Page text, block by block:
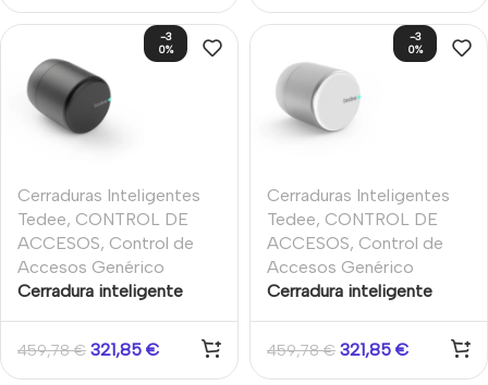
-3
0%
Cerraduras Inteligentes
Tedee, CONTROL DE
ACCESOS, Control de
Accesos Genérico
Cerradura inteligente
puertas sin llave Negro
459,78€ 321,85 €
-3
0%
Cerraduras Inteligentes
Tedee, CONTROL DE
ACCESOS, Control de
Accesos Genérico
Cerradura inteligente
puertas sin llave. Color
Plata
459,78€ 321,85 €